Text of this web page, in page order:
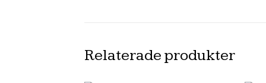
Relaterade produkter